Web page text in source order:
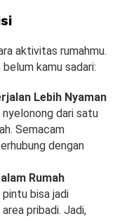
aktivitas rumahmu.
kamu sadari:
Lebih Nyaman
nyelonong dari satu
Semacam
dengan
Rumah
bisa jadi
pribadi. Jadi,